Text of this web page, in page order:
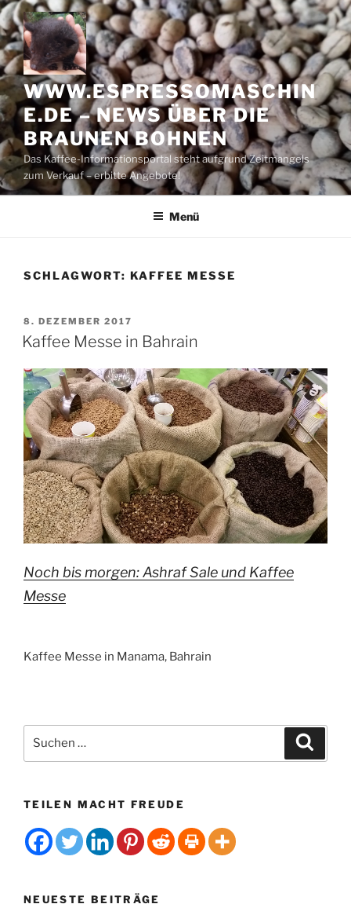
Zum
Inhalt
springen
WWW.ESPRESSOMASCHIN
E.DE – NEWS ÜBER DIE
BRAUNEN BOHNEN
Das Kaffee-Informationsportal steht aufgrund Zeitmangels
zum Verkauf – erbitte Angebote!
Menü
SCHLAGWORT: KAFFEE MESSE
VERÖFFENTLICHT
AM
8. DEZEMBER 2017
Kaffee Messe in Bahrain
Noch bis morgen: Ashraf Sale und Kaffee
Messe
Kaffee Messe in Manama, Bahrain
nach:
TEILEN MACHT FREUDE
NEUESTE BEITRÄGE